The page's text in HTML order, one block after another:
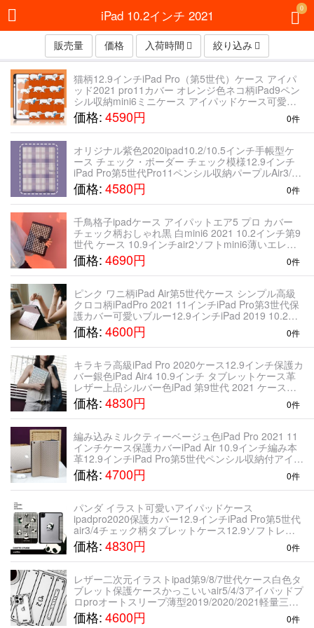
0
iPad 10.2インチ 2021
販売量 価格 入荷時間 絞り込み
猫柄12.9インチiPad Pro（第5世代）ケース アイパ
ッド2021 pro11カバー オレンジ色ネコ柄iPad9ペン
シル収納mini6ミニケース アイパッドケース可愛い
air4ソフトケース10.9インチ2020 10.2三つ折り保護
価格:4590円 0件
オリジナル紫色2020ipad10.2/10.5インチ手帳型ケ
ース チェック・ボーダー チェック模様12.9インチ
iPad Pro第5世代Pro11ペンシル収納パープルAir3/4
オレンジ色iPad Pro 11 mini5対応ケースカバー
価格:4580円 0件
千鳥格子ipadケース アイパットエア5 プロ カバー
チェック柄おしゃれ黒 白mini6 2021 10.2インチ第9
世代 ケース 10.9インチair2ソフトmini6薄いエレガ
ントiPad Air5 2022スタンド機能かわいい
価格:4690円 0件
ピンク ワニ柄iPad Air第5世代ケース シンプル高級
クロコ柄iPadPro 2021 11インチiPad Pro第3世代保
護カバー可愛いブルー12.9インチiPad 2019 10.2イ
ンチ白いアイパッドミニ ケース大人っぽいオレンジ
価格:4600円 0件
キラキラ高級iPad Pro 2020ケース12.9インチ保護カ
バー銀色iPad Air4 10.9インチ タブレットケース革
レザー上品シルバー色iPad 第9世代 2021 ケース手
帳型
価格:4830円 0件
編み込みミルクティーベージュ色iPad Pro 2021 11
インチケース保護カバーiPad Air 10.9インチ編み本
革12.9インチiPad Pro第5世代ペンシル収納付アイパ
ッド プロー11インチ第3世代スマートケース編み模
様
価格:4700円 0件
パンダ イラスト可愛いアイパッドケース
ipadpro2020保護カバー12.9インチiPad Pro第5世代
air3/4チェック柄タブレットケース12.9ソフトレザ
ー10.911インチiPad Pro第3世代ケース黒 白iPad
mini6
価格:4830円 0件
レザー二次元イラストipad第9/8/7世代ケース白色タ
ブレット保護ケースかっこいいair5/4/3アイパッドプ
ロproオートスリープ薄型2019/2020/2021軽量三つ
折りスタンド ブラック カバー シンプル
価格:4600円 0件